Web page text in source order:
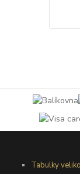
Tabulky